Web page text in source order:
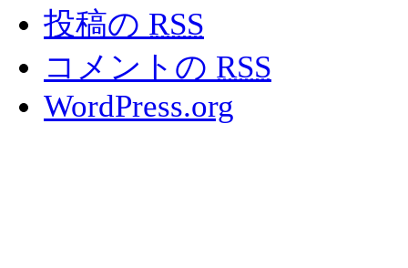
投稿の RSS
コメントの RSS
WordPress.org